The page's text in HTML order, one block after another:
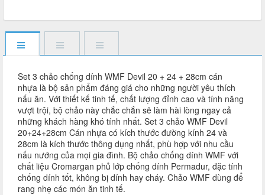
Set 3 chảo chống dính WMF Devil 20 + 24 + 28cm cán
nhựa là bộ sản phẩm đáng giá cho những người yêu thích
nấu ăn. Với thiết kế tinh tế, chất lượng đỉnh cao và tính năng
vượt trội, bộ chảo này chắc chắn sẽ làm hài lòng ngay cả
những khách hàng khó tính nhất. Set 3 chảo WMF Devil
20+24+28cm Cán nhựa có kích thước đường kính 24 và
28cm là kích thước thông dụng nhất, phù hợp với nhu cầu
nấu nướng của mọi gia đình. Bộ chảo chống dính WMF với
chất liệu Cromargan phủ lớp chống dính Permadur, đặc tính
chống dính tốt, không bị dính hay cháy. Chảo WMF dùng để
rang nhẹ các món ăn tinh tế.